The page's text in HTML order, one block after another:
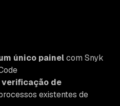
único painelcom Snyk
de
existentes de